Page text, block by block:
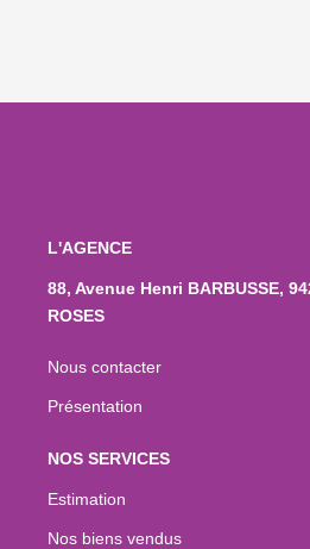
L'AGENCE
88, Avenue Henri BARBUSSE,
ROSES
Nous contacter
Présentation
NOS SERVICES
Estimation
Nos biens vendus